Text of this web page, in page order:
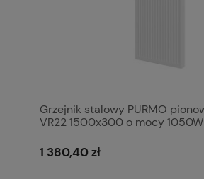
Grzejnik stalowy PURMO
VR22 1500x300 o mocy 1050W
1 380,40 zł